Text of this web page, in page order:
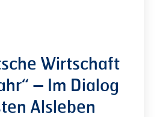
Wirtschaft
– Im Dialog
Alsleben